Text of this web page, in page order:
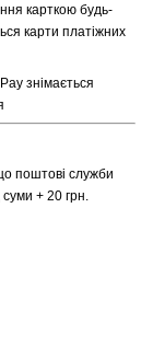
карткою будь-
карти платіжних
знімається
поштові служби
+ 20 грн.